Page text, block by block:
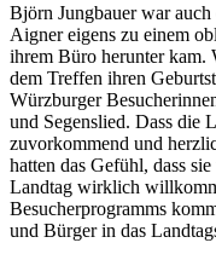
Björn Jungbauer war
Aigner eigens zu einem
ihrem Büro herunter kam.
dem Treffen ihren
Würzburger
und Segenslied. Dass die
zuvorkommend und
hatten das Gefühl, dass
Landtag wirklich
Besucherprogramms
und Bürger in das